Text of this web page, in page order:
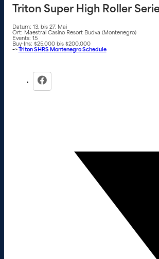
Triton Super High Roller
Datum: 13. bis 27. Mai
Ort: Maestral Casino Resort Budva (Montenegro)
Events: 15
Buy-Ins: $25.000 bis $200.000
–>Triton SHRS Montenegro Schedule